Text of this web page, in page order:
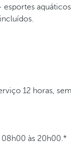
esportes
12 horas,
às 20h00.*